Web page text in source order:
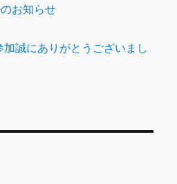
お知らせ
誠にありがとうございまし